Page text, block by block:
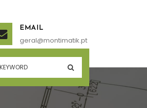
EMAIL
geral@montimatik.pt